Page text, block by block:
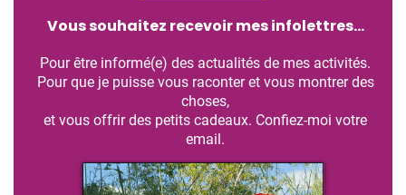
Vous souhaitez recevoir mes infolettres…
Pour être informé(e) des actualités de mes activités.
Pour que je puisse vous raconter et vous montrer des
choses,
et vous offrir des petits cadeaux. Confiez-moi votre
email.